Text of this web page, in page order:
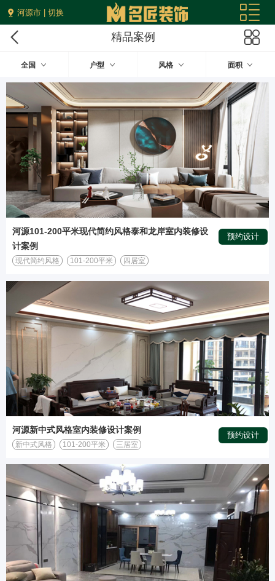
河源市 | 切换
精品案例
全国 户型 风格 面积
河源101-200平米现代简约风格泰和龙岸室内装修设
计案例
现代简约风格 101-200平米 四居室
预约设计
河源新中式风格室内装修设计案例
新中式风格 101-200平米 三居室
预约设计